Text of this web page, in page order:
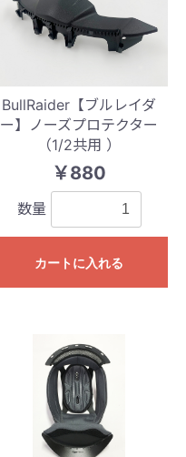
BullRaider【ブルレイダ
ー】ノーズプロテクター
（1/2共用 ）
￥880
数量
カートに入れる